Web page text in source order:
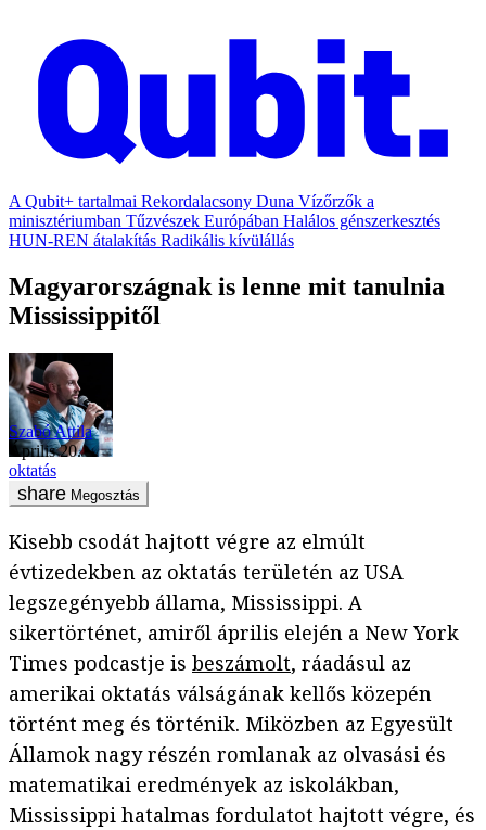
A Qubit+ tartalmai Rekordalacsony Duna Vízőrzők a
minisztériumban Tűzvészek Európában Halálos génszerkesztés
HUN-REN átalakítás Radikális kívülállás
Magyarországnak is lenne mit tanulnia
Mississippitől
Szabó Attila
április 20.
oktatás
Megosztás
Kisebb csodát hajtott végre az elmúlt
évtizedekben az oktatás területén az USA
legszegényebb állama, Mississippi. A
sikertörténet, amiről április elején a New York
Times podcastje is beszámolt, ráadásul az
amerikai oktatás válságának kellős közepén
történt meg és történik. Miközben az Egyesült
Államok nagy részén romlanak az olvasási és
matematikai eredmények az iskolákban,
Mississippi hatalmas fordulatot hajtott végre, és